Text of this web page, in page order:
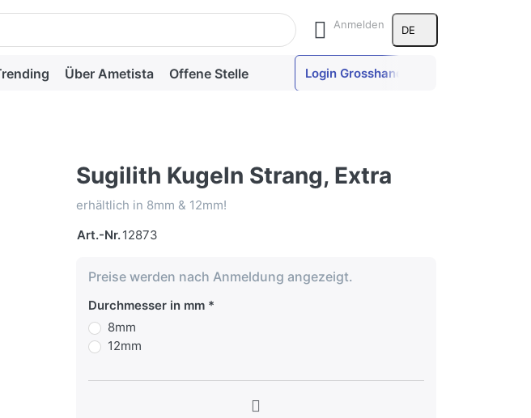
die Eingabetaste, um alle Ergebnisse aufzurufen. Anmelden DE
Über Ametista Offene Stelle Login Grosshandel
Sugilith Kugeln Strang, Extra
erhältlich in 8mm & 12mm!
Art.-Nr.12873
Preise werden nach Anmeldung angezeigt.
Durchmesser in mm
8mm
12mm